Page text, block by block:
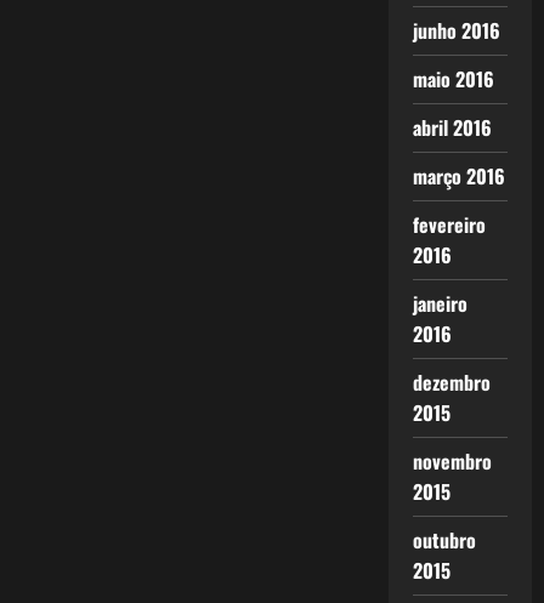
junho 2016
maio 2016
abril 2016
março 2016
fevereiro
2016
janeiro
2016
dezembro
2015
novembro
2015
outubro
2015